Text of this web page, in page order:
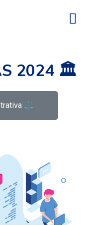
2024 🏛️
⚖️